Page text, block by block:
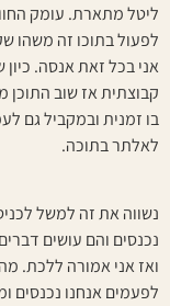
ליטל מתארת. עומק
לפעול בתוכו זה משהו
אני בכל זאת אנסה.
קבוצתית אז שוב
בו זמנית ובמקביל גם
לאלתר בתוכה.
נשווה את זה למשל
נכנסים והם עושים
ואז אני אמורה ללכת.
לפעמים אנחנו נכנסים